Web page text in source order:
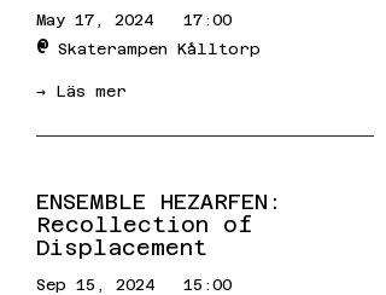
May 17, 2024 17:00
@ Skaterampen Kålltorp
→ Läs mer
ENSEMBLE HEZARFEN:
Recollection of
Displacement
Sep 15, 2024 15:00